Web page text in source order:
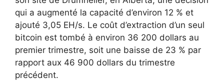
qui a augmenté la capacité d’environ 12 % et
ajouté 3,05 EH/s. Le coût d’extraction d’un seul
bitcoin est tombé à environ 36 200 dollars au
premier trimestre, soit une baisse de 23 % par
rapport aux 46 900 dollars du trimestre
précédent.